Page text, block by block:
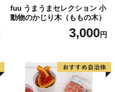
fuu うまうまセレクション 小
動物のかじり木（ももの木）
3,000円